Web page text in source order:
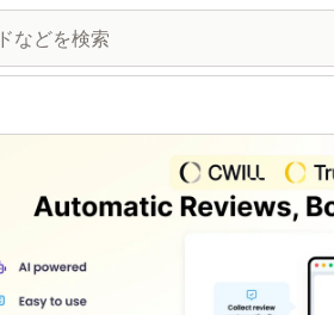
画像ギャラリー